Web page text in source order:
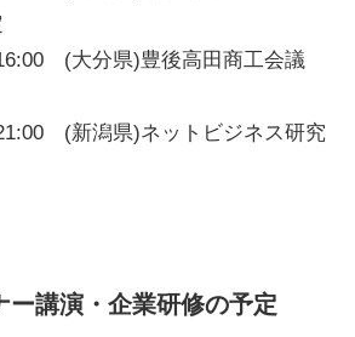
(大分県)豊後高田商工会議
(新潟県)ネットビジネス研究
ー講演・企業研修の予定